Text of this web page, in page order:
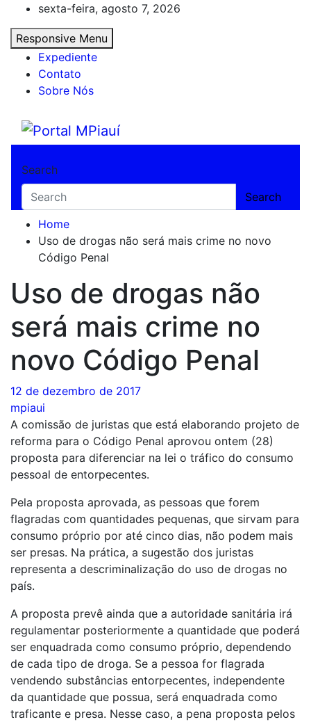
content
sexta-feira, agosto 7, 2026
Responsive Menu
Expediente
Contato
Sobre Nós
Portal MPiauí
Search
Search
Home
Uso de drogas não será mais crime no novo
Código Penal
Uso de drogas não
será mais crime no
novo Código Penal
12 de dezembro de 2017
mpiaui
A comissão de juristas que está elaborando projeto de
reforma para o Código Penal aprovou ontem (28)
proposta para diferenciar na lei o tráfico do consumo
pessoal de entorpecentes.
Pela proposta aprovada, as pessoas que forem
flagradas com quantidades pequenas, que sirvam para
consumo próprio por até cinco dias, não podem mais
ser presas. Na prática, a sugestão dos juristas
representa a descriminalização do uso de drogas no
país.
A proposta prevê ainda que a autoridade sanitária irá
regulamentar posteriormente a quantidade que poderá
ser enquadrada como consumo próprio, dependendo
de cada tipo de droga. Se a pessoa for flagrada
vendendo substâncias entorpecentes, independente
da quantidade que possua, será enquadrada como
traficante e presa. Nesse caso, a pena proposta pelos